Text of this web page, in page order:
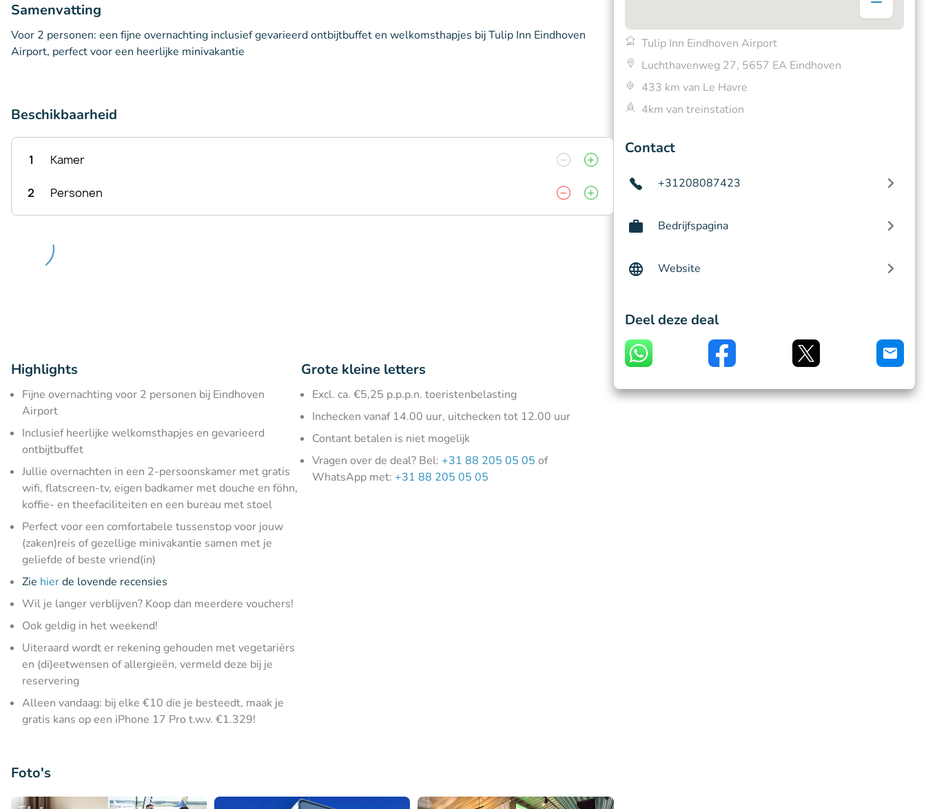
Samenvatting
Voor 2 personen: een fijne overnachting inclusief gevarieerd ontbijtbuffet en welkomsthapjes bij Tulip Inn Eindhoven
Airport, perfect voor een heerlijke minivakantie
Beschikbaarheid
1 Kamer
2 Personen
Highlights
Fijne overnachting voor 2 personen bij Eindhoven
Airport
Inclusief heerlijke welkomsthapjes en gevarieerd
ontbijtbuffet
Jullie overnachten in een 2-persoonskamer met gratis
wifi, flatscreen-tv, eigen badkamer met douche en föhn,
koffie- en theefaciliteiten en een bureau met stoel
Perfect voor een comfortabele tussenstop voor jouw
(zaken)reis of gezellige minivakantie samen met je
geliefde of beste vriend(in)
Zie hierde lovende recensies
Wil je langer verblijven? Koop dan meerdere vouchers!
Ook geldig in het weekend!
Uiteraard wordt er rekening gehouden met vegetariërs
en (di)eetwensen of allergieën, vermeld deze bij je
reservering
Alleen vandaag: bij elke €10 die je besteedt, maak je
gratis kans op een iPhone 17 Pro t.w.v. €1.329!
Grote kleine letters
Excl. ca. €5,25 p.p.p.n. toeristenbelasting
Inchecken vanaf 14.00 uur, uitchecken tot 12.00 uur
Contant betalen is niet mogelijk
Vragen over de deal? Bel:+31 88 205 05 05 of
WhatsApp met:+31 88 205 05 05
Foto's
Tulip Inn Eindhoven Airport
Luchthavenweg 27, 5657 EA Eindhoven
433 km van Le Havre
4km van treinstation
Contact
+31208087423
Bedrijfspagina
Website
Deel deze deal